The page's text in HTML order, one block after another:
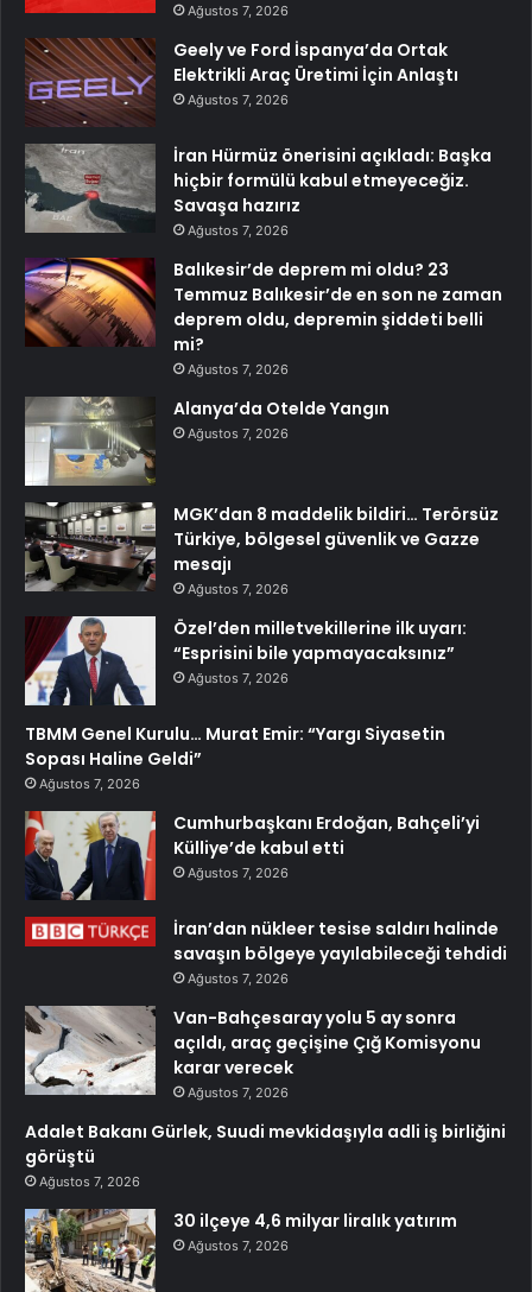
Ağustos 7, 2026
Geely ve Ford İspanya’da Ortak
Elektrikli Araç Üretimi İçin Anlaştı
Ağustos 7, 2026
İran Hürmüz önerisini açıkladı: Başka
hiçbir formülü kabul etmeyeceğiz.
Savaşa hazırız
Ağustos 7, 2026
Balıkesir’de deprem mi oldu? 23
Temmuz Balıkesir’de en son ne zaman
deprem oldu, depremin şiddeti belli
mi?
Ağustos 7, 2026
Alanya’da Otelde Yangın
Ağustos 7, 2026
MGK’dan 8 maddelik bildiri… Terörsüz
Türkiye, bölgesel güvenlik ve Gazze
mesajı
Ağustos 7, 2026
Özel’den milletvekillerine ilk uyarı:
“Esprisini bile yapmayacaksınız”
Ağustos 7, 2026
TBMM Genel Kurulu… Murat Emir: “Yargı Siyasetin
Sopası Haline Geldi”
Ağustos 7, 2026
Cumhurbaşkanı Erdoğan, Bahçeli’yi
Külliye’de kabul etti
Ağustos 7, 2026
İran’dan nükleer tesise saldırı halinde
savaşın bölgeye yayılabileceği tehdidi
Ağustos 7, 2026
Van-Bahçesaray yolu 5 ay sonra
açıldı, araç geçişine Çığ Komisyonu
karar verecek
Ağustos 7, 2026
Adalet Bakanı Gürlek, Suudi mevkidaşıyla adli iş birliğini
görüştü
Ağustos 7, 2026
30 ilçeye 4,6 milyar liralık yatırım
Ağustos 7, 2026